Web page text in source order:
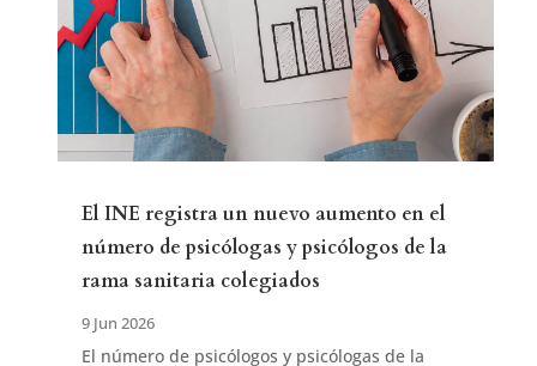
El INE registra un nuevo aumento en el
número de psicólogas y psicólogos de la
rama sanitaria colegiados
9 Jun 2026
El número de psicólogos y psicólogas de la